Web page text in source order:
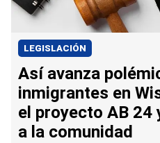
LEGISLACIÓN
Así avanza
inmigrantes en
el proyecto AB
a la comunidad